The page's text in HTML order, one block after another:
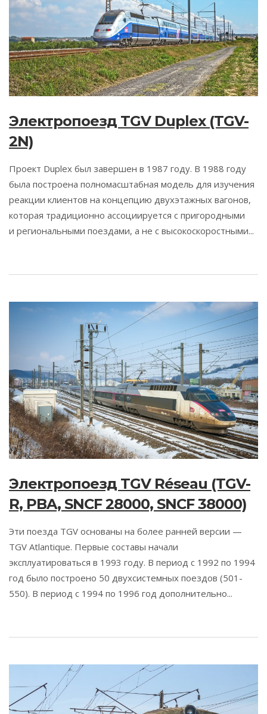
Электропоезд TGV Duplex (TGV-
2N)
Проект Duplex был завершен в 1987 году. В 1988 году
была построена полномасштабная модель для изучения
реакции клиентов на концепцию двухэтажных вагонов,
которая традиционно ассоциируется с пригородными
и региональными поездами, а не с высокоскоростными...
Электропоезд TGV Réseau (TGV-
R, PBA, SNCF 28000, SNCF 38000)
Эти поезда TGV основаны на более ранней версии —
TGV Atlantique. Первые составы начали
эксплуатироваться в 1993 году. В период с 1992 по 1994
год было построено 50 двухсистемных поездов (501-
550). В период с 1994 по 1996 год дополнительно...